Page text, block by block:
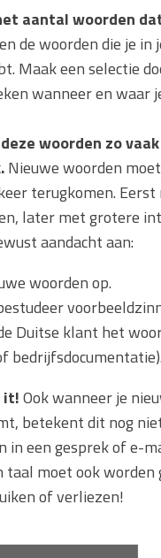
aantal woorden
de woorden die je
Maak een selectie
wanneer en waar
woorden zo vaak
Nieuwe woorden
terugkomen.
later met grotere
aandacht aan:
woorden op.
Duitse klant het
bedrijfsdocumentatie).
it!Ook wanneer je
betekent dit nog
in een gesprek of e-
taal moet ook
of verliezen!